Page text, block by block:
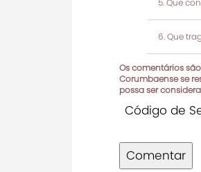
Que
Que
Os comentários
Corumbaense se
possa ser
Código de
Comentar